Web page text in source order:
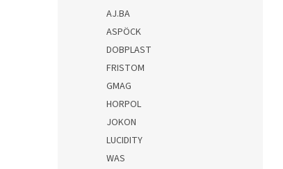
AJ.BA
ASPÖCK
DOBPLAST
FRISTOM
GMAG
HORPOL
JOKON
LUCIDITY
WAS